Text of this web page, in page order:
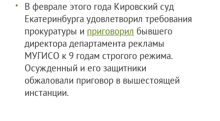
В феврале этого года Кировский суд
Екатеринбурга удовлетворил требования
прокуратуры и приговорил бывшего
директора департамента рекламы
МУГИСО к 9 годам строгого режима.
Осужденный и его защитники
обжаловали приговор в вышестоящей
инстанции.